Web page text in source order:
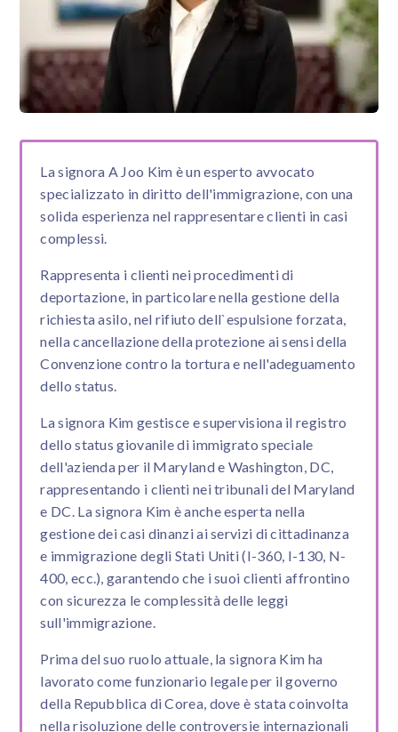
La signora A Joo Kim è un esperto avvocato
specializzato in diritto dell'immigrazione, con una
solida esperienza nel rappresentare clienti in casi
complessi.
Rappresenta i clienti nei procedimenti di
deportazione, in particolare nella gestione della
richiesta asilo, nel rifiuto dell`espulsione forzata,
nella cancellazione della protezione ai sensi della
Convenzione contro la tortura e nell'adeguamento
dello status.
La signora Kim gestisce e supervisiona il registro
dello status giovanile di immigrato speciale
dell'azienda per il Maryland e Washington, DC,
rappresentando i clienti nei tribunali del Maryland
e DC. La signora Kim è anche esperta nella
gestione dei casi dinanzi ai servizi di cittadinanza
e immigrazione degli Stati Uniti (I-360, I-130, N-
400, ecc.), garantendo che i suoi clienti affrontino
con sicurezza le complessità delle leggi
sull'immigrazione.
Prima del suo ruolo attuale, la signora Kim ha
lavorato come funzionario legale per il governo
della Repubblica di Corea, dove è stata coinvolta
nella risoluzione delle controversie internazionali